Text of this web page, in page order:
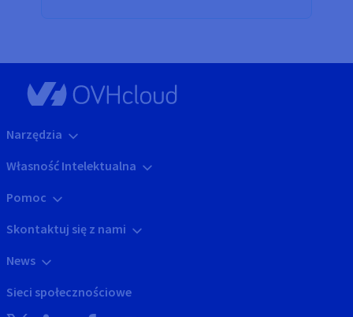
Narzędzia
Własność Intelektualna
Pomoc
Skontaktuj się z nami
News
Sieci społecznościowe